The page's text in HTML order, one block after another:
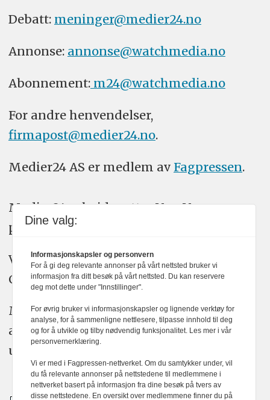
Debatt: meninger@medier24.no
Annonse: annonse@watchmedia.no
Abonnement:m24@watchmedia.no
For andre henvendelser,
firmapost@medier24.no.
Medier24 AS er medlem av Fagpressen.
Medier24 arbeider etter Vær Varsom-
plakatens regler for god presseskikk.
Vi bruker KI-verktøy som ChatGPT,
Claude, og Gemini i journalistikken vår.
Medier24s redaksjon har alltid det fulle
ansvar for publisert innhold, med eller
uten bruk av kunstig intelligens.
Dine valg:
Informasjonskapsler og personvern
For å gi deg relevante annonser på vårt nettsted bruker vi
informasjon fra ditt besøk på vårt nettsted. Du kan reservere
deg mot dette under "Innstillinger".
For øvrig bruker vi informasjonskapsler og lignende verktøy for
analyse, for å sammenligne nettlesere, tilpasse innhold til deg
og for å utvikle og tilby nødvendig funksjonalitet. Les mer i vår
personvernerklæring.
Vi er med i Fagpressen-nettverket. Om du samtykker under, vil
du få relevante annonser på nettstedene til medlemmene i
nettverket basert på informasjon fra dine besøk på tvers av
disse nettstedene. En oversikt over medlemmene finner du på